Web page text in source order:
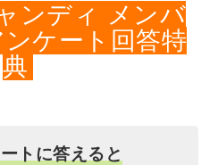
ンディ メンバ
ケート回答特
典
トに答えると